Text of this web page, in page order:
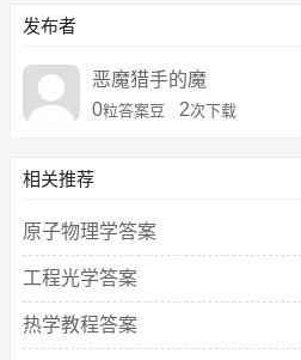
发布者
恶魔猎手的魔
0粒答案豆 2次下载
相关推荐
原子物理学答案
工程光学答案
热学教程答案